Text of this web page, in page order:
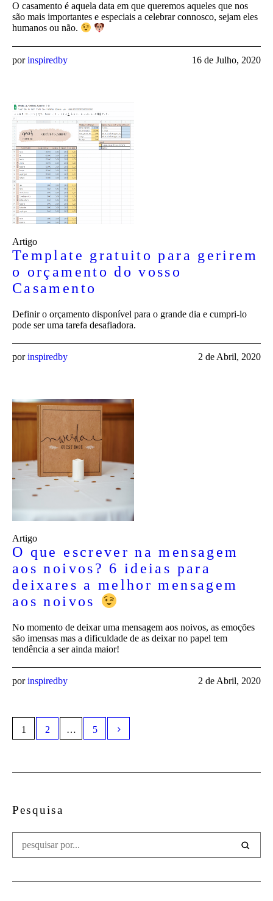
O casamento é aquela data em que queremos aqueles que nos
são mais importantes e especiais a celebrar connosco, sejam eles
humanos ou não.
16 de Julho, 2020
porinspiredby
Artigo
Template gratuito para gerirem
o orçamento do vosso
Casamento
Definir o orçamento disponível para o grande dia e cumpri-lo
pode ser uma tarefa desafiadora.
2 de Abril, 2020
porinspiredby
Artigo
O que escrever na mensagem
aos noivos? 6 ideias para
deixares a melhor mensagem
aos noivos
No momento de deixar uma mensagem aos noivos, as emoções
são imensas mas a dificuldade de as deixar no papel tem
tendência a ser ainda maior!
2 de Abril, 2020
porinspiredby
1 2 … 5
Pesquisa